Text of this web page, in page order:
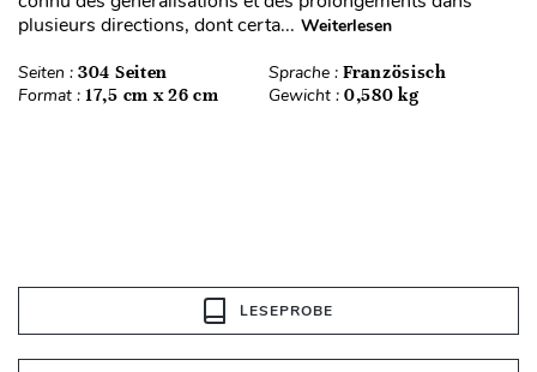
plusieurs directions, dont certa... Weiterlesen
Seiten : 304 Seiten Sprache : Französisch
Format : 17,5 cm x 26 cm Gewicht : 0,580 kg
LESEPROBE